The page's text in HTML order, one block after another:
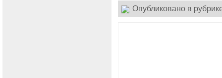
Опубликовано в